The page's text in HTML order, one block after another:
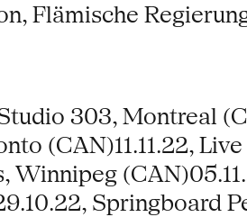
Flämische
303, Montreal
(CAN)11.11.22,
Winnipeg
Springboard